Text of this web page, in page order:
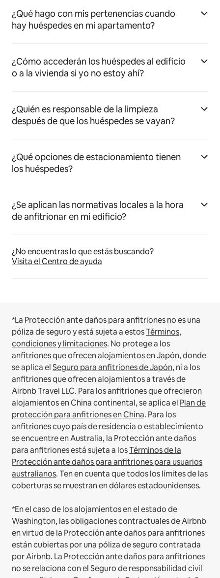
¿Qué hago con mis pertenencias cuando
hay huéspedes en mi apartamento?
¿Cómo accederán los huéspedes al edificio
o a la vivienda si yo no estoy ahí?
¿Quién es responsable de la limpieza
después de que los huéspedes se vayan?
¿Qué opciones de estacionamiento tienen
los huéspedes?
¿Se aplican las normativas locales a la hora
de anfitrionar en mi edificio?
¿No encuentras lo que estás buscando?
Visita el Centro de ayuda
*La Protección ante daños para anfitriones no es una
póliza de seguro y está sujeta a estosTérminos,
condiciones y limitaciones. No protege a los
anfitriones que ofrecen alojamientos en Japón, donde
se aplica elSeguro para anfitriones de Japón, ni a los
anfitriones que ofrecen alojamientos a través de
Airbnb Travel LLC. Para los anfitriones que ofrecieron
alojamientos en China continental, se aplica el Plan de
protección para anfitriones en China. Para los
anfitriones cuyo país de residencia o establecimiento
se encuentre en Australia, la Protección ante daños
para anfitriones está sujeta a losTérminos de la
Protección ante daños para anfitriones para usuarios
australianos. Ten en cuenta que todos los límites de las
coberturas se muestran en dólares estadounidenses.
*En el caso de los alojamientos en el estado de
Washington, las obligaciones contractuales de Airbnb
en virtud de la Protección ante daños para anfitriones
están cubiertas por una póliza de seguro contratada
por Airbnb. La Protección ante daños para anfitriones
no se relaciona con el Seguro de responsabilidad civil